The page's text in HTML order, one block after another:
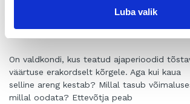
Luba valik
avatud ja ettevõtlus võib tunduda ahvatlev.
On valdkondi, kus teatud ajaperioodid
väärtuse erakordselt kõrgele. Aga kui kaua
selline areng kestab? Millal tasub
millal oodata? Ettevõtja peab